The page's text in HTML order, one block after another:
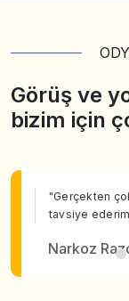
Görüş ve
bizim için
"Gerçekten
tavsiye
Narkoz